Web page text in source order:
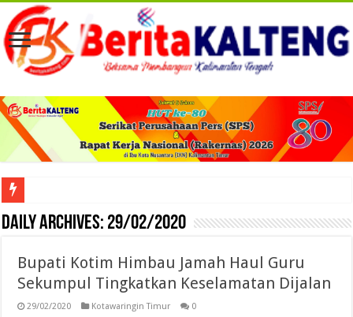
Viral! Selama Dua Bulan Lebih Siltap Serta Tunjangan Pemdes dan BPD di
Daily Archives: 29/02/2020
Bupati Kotim Himbau Jamah Haul Guru
Sekumpul Tingkatkan Keselamatan Dijalan
29/02/2020 Kotawaringin Timur 0